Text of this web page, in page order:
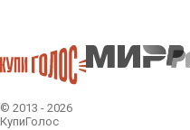
© 2013 - 2026
КупиГолос